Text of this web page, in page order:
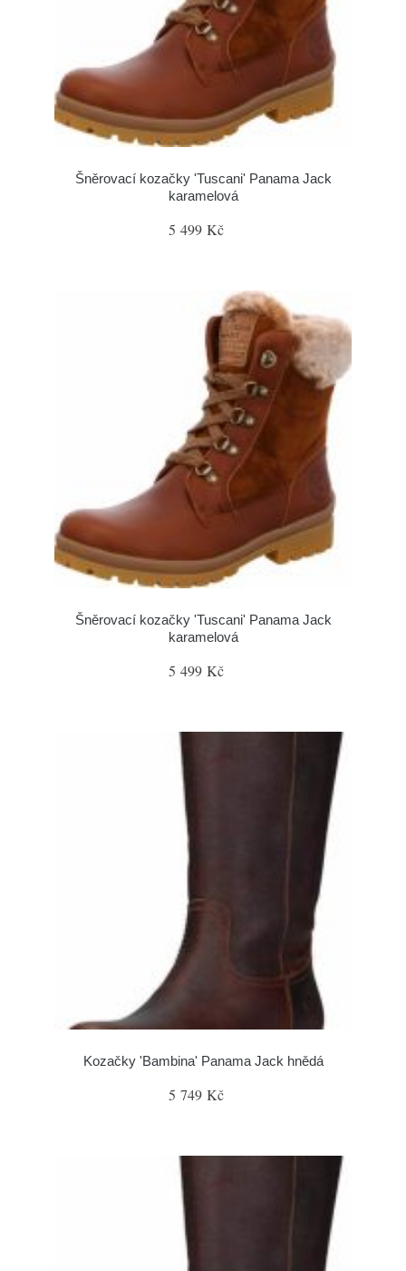
Šněrovací kozačky 'Tuscani' Panama Jack
karamelová
5 499 Kč
Šněrovací kozačky 'Tuscani' Panama Jack
karamelová
5 499 Kč
Kozačky 'Bambina' Panama Jack hnědá
5 749 Kč